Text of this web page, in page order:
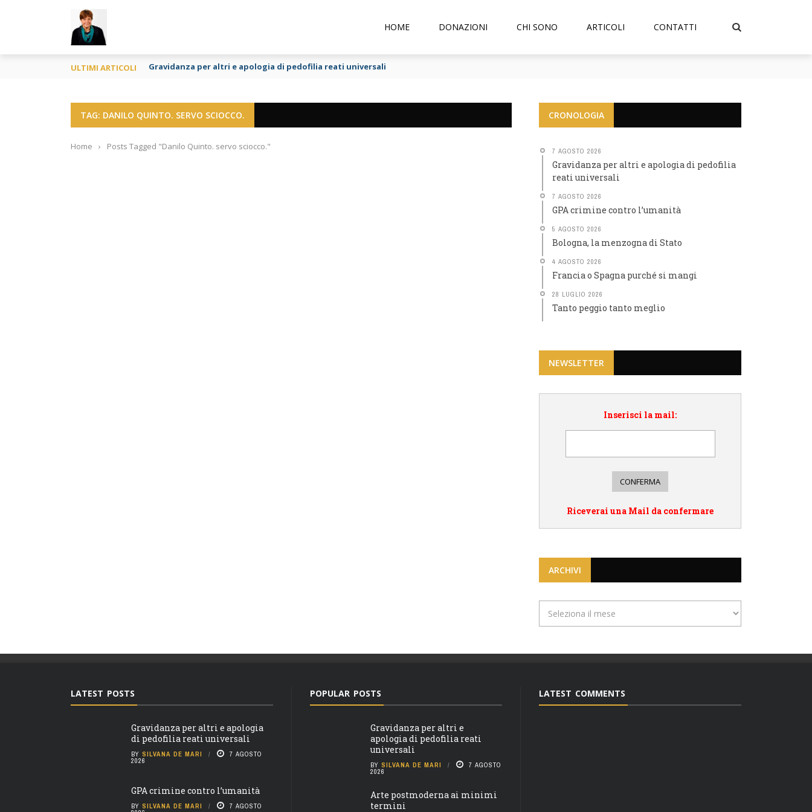
HOME DONAZIONI CHI SONO ARTICOLI CONTATTI
ULTIMI ARTICOLI Gravidanza per altri e apologia di pedofilia reati universali
TAG: DANILO QUINTO. SERVO SCIOCCO.
Home › Posts Tagged "Danilo Quinto. servo sciocco."
CRONOLOGIA
7 AGOSTO 2026
Gravidanza per altri e apologia di pedofilia
reati universali
7 AGOSTO 2026
GPA crimine contro l’umanità
5 AGOSTO 2026
Bologna, la menzogna di Stato
4 AGOSTO 2026
Francia o Spagna purché si mangi
28 LUGLIO 2026
Tanto peggio tanto meglio
NEWSLETTER
Inserisci la mail:
Riceverai una Mail da confermare
ARCHIVI
LATEST POSTS
Gravidanza per altri e apologia
di pedofilia reati universali
BY SILVANA DE MARI 7 AGOSTO
2026
GPA crimine contro l’umanità
BY SILVANA DE MARI 7 AGOSTO
POPULAR POSTS
Gravidanza per altri e
apologia di pedofilia reati
universali
BY SILVANA DE MARI 7 AGOSTO
2026
Arte postmoderna ai minimi
termini
LATEST COMMENTS